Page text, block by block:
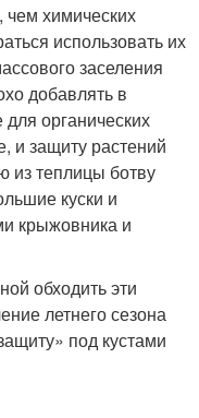
химических
использовать их
заселения
добавлять в
органических
и защиту растений
из теплицы ботву
куски и
крыжовника и
обходить эти
летнего сезона
под кустами